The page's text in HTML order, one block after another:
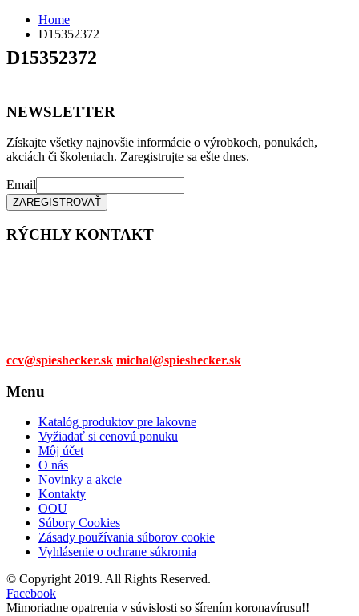
Home
D15352372
D15352372
NEWSLETTER
Získajte všetky najnovšie informácie o výrobkoch, ponukách,
akciách či školeniach. Zaregistrujte sa ešte dnes.
Email
RÝCHLY KONTAKT
ccv@spieshecker.sk michal@spieshecker.sk
Menu
Katalóg produktov pre lakovne
Vyžiadať si cenovú ponuku
Môj účet
O nás
Novinky a akcie
Kontakty
OOU
Súbory Cookies
Zásady používania súborov cookie
Vyhlásenie o ochrane súkromia
© Copyright 2019. All Rights Reserved.
Facebook
Mimoriadne opatrenia v súvislosti so šírením koronavírusu!!